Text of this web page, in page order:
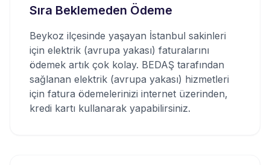
Sıra Beklemeden Ödeme
Beykoz ilçesinde yaşayan İstanbul sakinleri
için elektrik (avrupa yakası) faturalarını
ödemek artık çok kolay. BEDAŞ tarafından
sağlanan elektrik (avrupa yakası) hizmetleri
için fatura ödemelerinizi internet üzerinden,
kredi kartı kullanarak yapabilirsiniz.